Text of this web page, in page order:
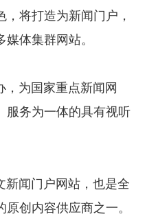
将打造为新闻门户，
体集群网站。
，为国家重点新闻网
服务为一体的具有视听
新闻门户网站，也是全
创内容供应商之一。